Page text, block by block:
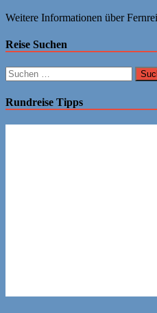
Weitere Informationen über
Reise Suchen
Suchen
nach:
Rundreise Tipps